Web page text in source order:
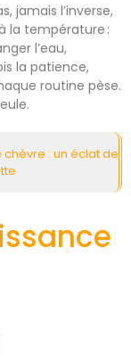
jamais l’inverse,
la température :
l’eau,
la patience,
routine pèse.
: un éclat de